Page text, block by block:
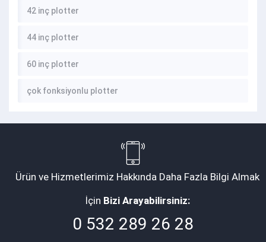
42 inç plotter
44 inç plotter
60 inç plotter
çok fonksiyonlu plotter
Ürün ve Hizmetlerimiz Hakkında Daha Fazla Bilgi Almak
İçin Bizi Arayabilirsiniz:
0 532 289 26 28